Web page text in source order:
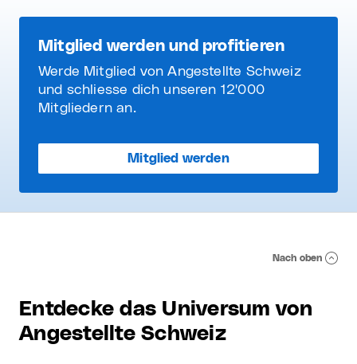
Mitglied werden und profitieren
Werde Mitglied von Angestellte Schweiz
und schliesse dich unseren 12'000
Mitgliedern an.
Mitglied werden
Nach oben
Entdecke das Universum von
Angestellte Schweiz